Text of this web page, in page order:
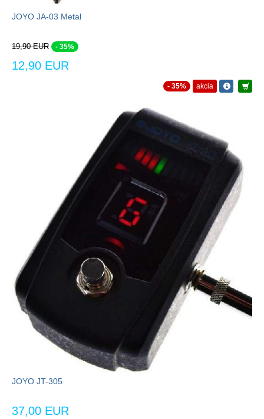
JOYO JA-03 Metal
19,90 EUR - 35%
12,90 EUR
- 35% akcia
JOYO JT-305
37,00 EUR